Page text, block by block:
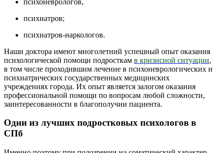
психиатров;
психиатров-наркологов.
Наши доктора имеют многолетний успешный опыт оказания
психологической помощи подросткам в кризисной ситуации,
в том числе проходившим лечение в психоневрологических и
психиатрических государственных медицинских
учреждениях города. Их опыт является залогом оказания
профессиональной помощи по вопросам любой сложности,
заинтересованности в благополучии пациента.
Одни из лучших подростковых психологов в
СПб